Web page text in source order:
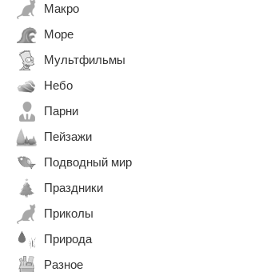
Макро
Море
Мультфильмы
Небо
Парни
Пейзажи
Подводный мир
Праздники
Приколы
Природа
Разное